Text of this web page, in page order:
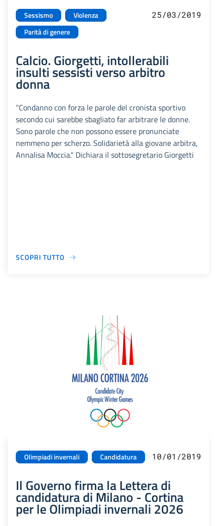
Sessismo
Violenza
Parità di genere
25/03/2019
Calcio. Giorgetti, intollerabili
insulti sessisti verso arbitro
donna
“Condanno con forza le parole del cronista sportivo
secondo cui sarebbe sbagliato far arbitrare le donne.
Sono parole che non possono essere pronunciate
nemmeno per scherzo. Solidarietà alla giovane arbitra,
Annalisa Moccia." Dichiara il sottosegretario Giorgetti
SCOPRI TUTTO
Olimpiadi invernali Candidatura 10/01/2019
Il Governo firma la Lettera di
candidatura di Milano - Cortina
per le Olimpiadi invernali 2026